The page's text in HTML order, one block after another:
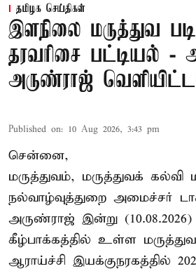
தமிழக செய்திகள்
இளநிலை மருத்துவ
தரவரிசை பட்டியல் -
அருண்ராஜ்
Published on: 10 Aug 2026, 3:43 pm
சென்னை,
மருத்துவம், மருத்துவக்
நல்வாழ்வுத்துறை அமைச்சர்
அருண்ராஜ் இன்று
கீழ்பாக்கத்தில் உள்ள
ஆராய்ச்சி இயக்குநரகத்தில்